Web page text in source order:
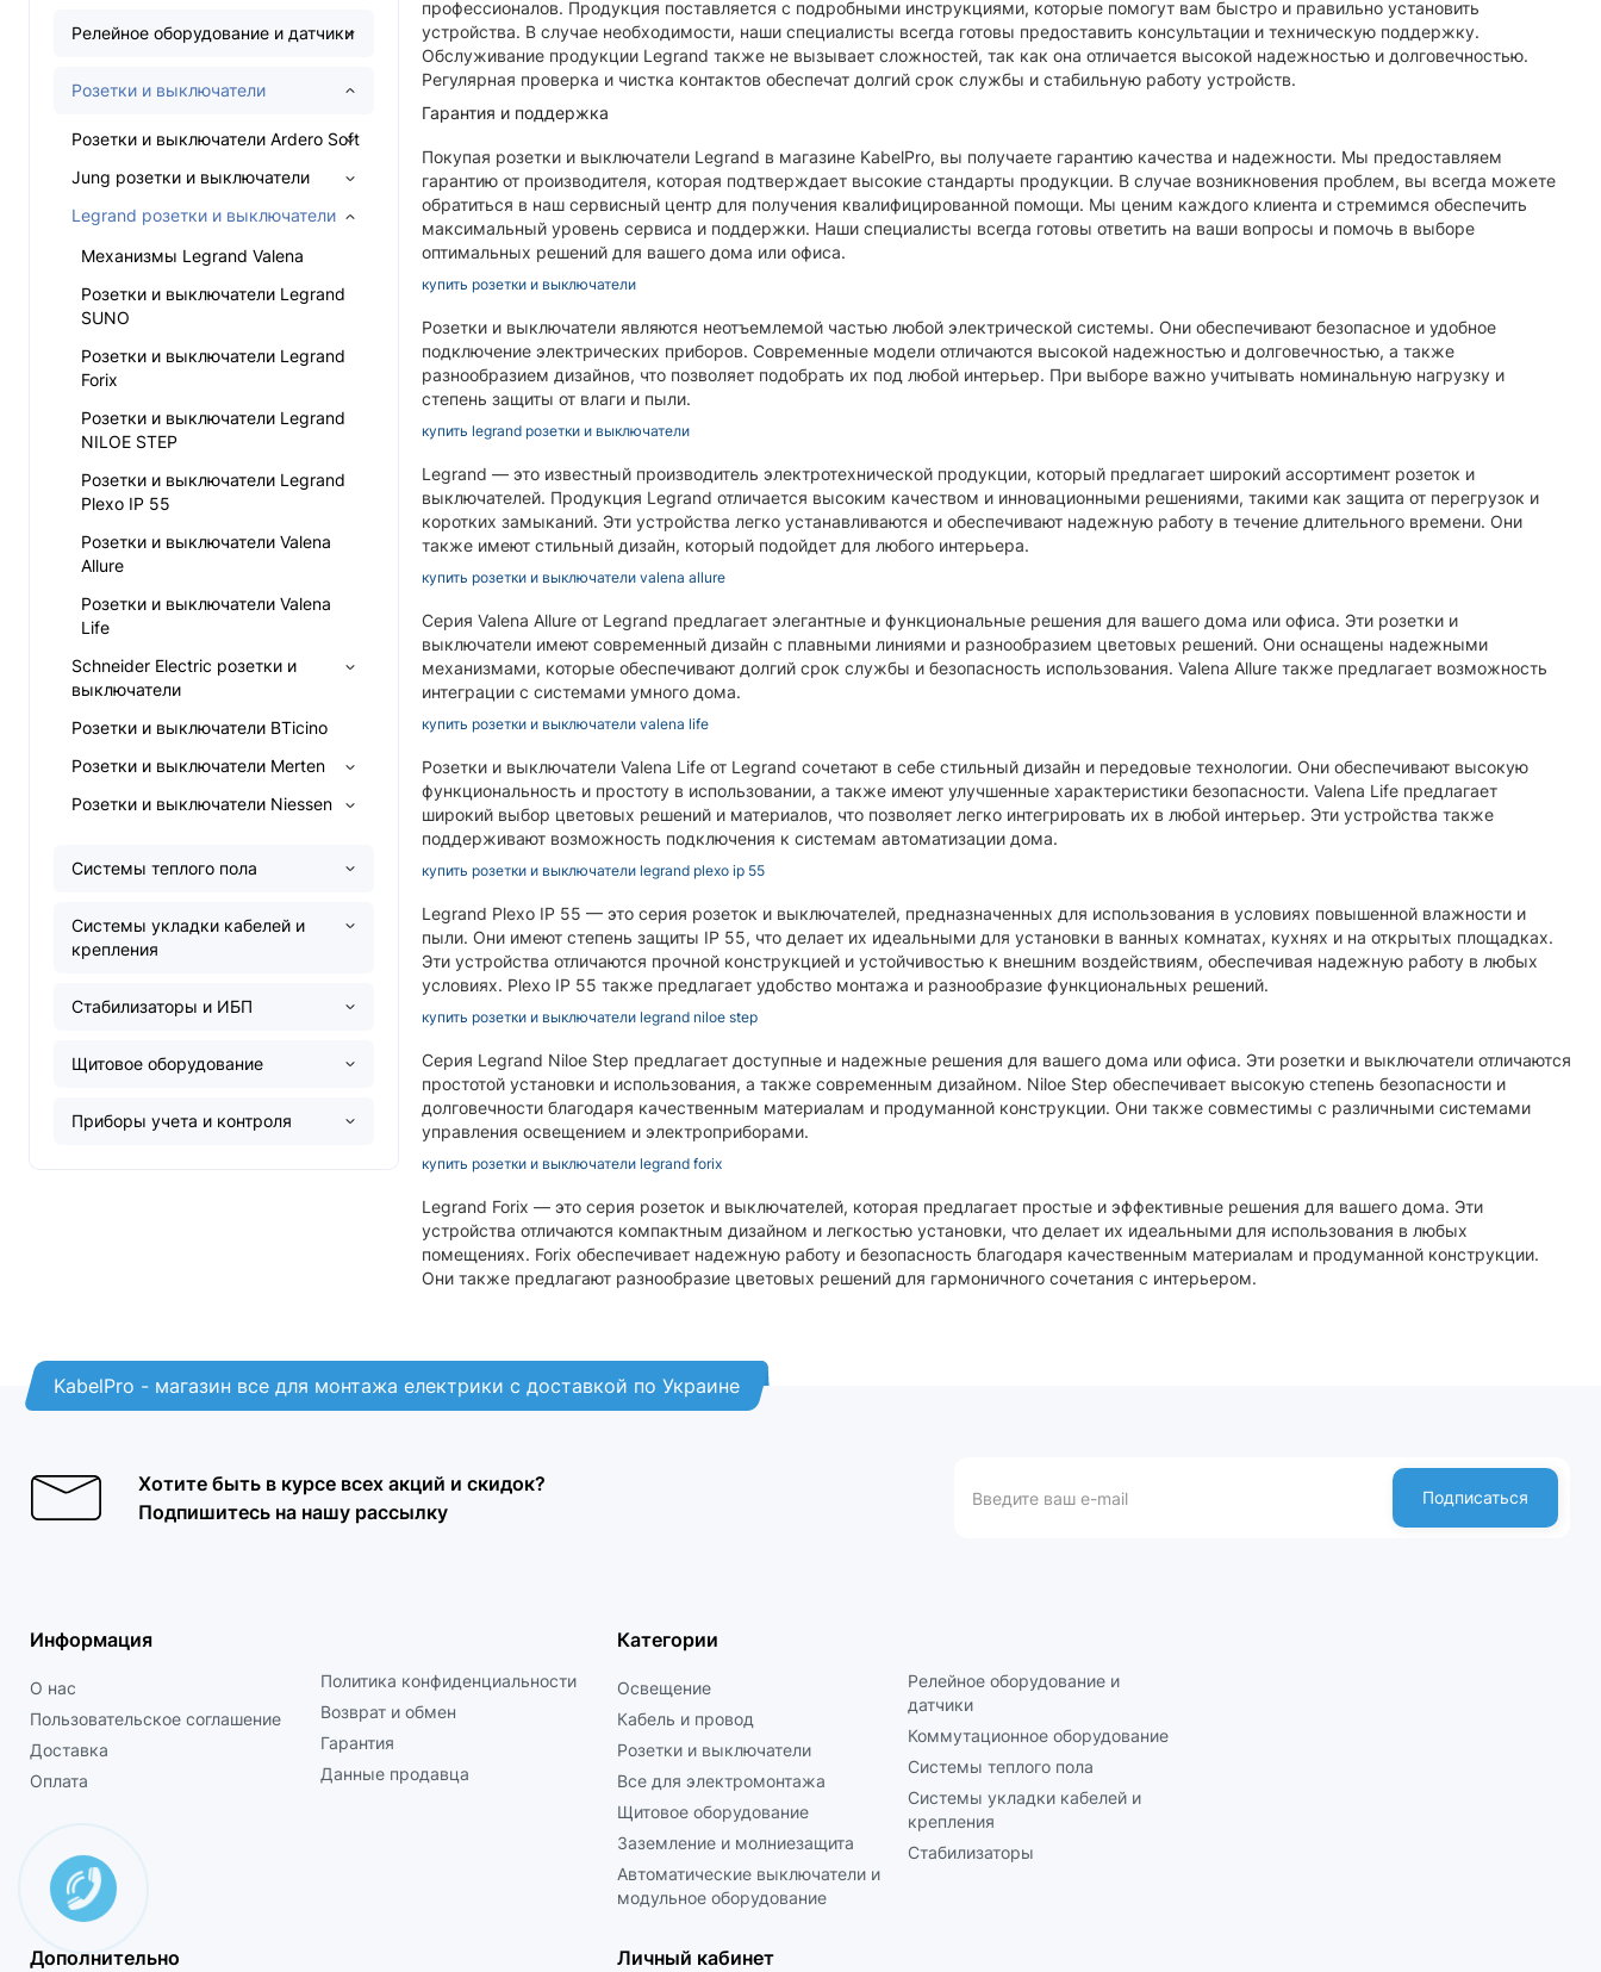
Релейное оборудование и датчики
Розетки и выключатели
Розетки и выключатели Ardero Soft
Jung розетки и выключатели
Legrand розетки и выключатели
Механизмы Legrand Valena
Розетки и выключатели Legrand
SUNO
Розетки и выключатели Legrand
Forix
Розетки и выключатели Legrand
NILOE STEP
Розетки и выключатели Legrand
Plexo IP 55
Розетки и выключатели Valena
Allure
Розетки и выключатели Valena
Life
Schneider Electric розетки и
выключатели
Розетки и выключатели BTicino
Розетки и выключатели Merten
Розетки и выключатели Niessen
Системы теплого пола
Системы укладки кабелей и
крепления
Стабилизаторы и ИБП
Щитовое оборудование
Приборы учета и контроля
профессионалов. Продукция поставляется с подробными инструкциями, которые помогут вам быстро и правильно установить
устройства. В случае необходимости, наши специалисты всегда готовы предоставить консультации и техническую поддержку.
Обслуживание продукции Legrand также не вызывает сложностей, так как она отличается высокой надежностью и долговечностью.
Регулярная проверка и чистка контактов обеспечат долгий срок службы и стабильную работу устройств.
Гарантия и поддержка
Покупая розетки и выключатели Legrand в магазине KabelPro, вы получаете гарантию качества и надежности. Мы предоставляем
гарантию от производителя, которая подтверждает высокие стандарты продукции. В случае возникновения проблем, вы всегда можете
обратиться в наш сервисный центр для получения квалифицированной помощи. Мы ценим каждого клиента и стремимся обеспечить
максимальный уровень сервиса и поддержки. Наши специалисты всегда готовы ответить на ваши вопросы и помочь в выборе
оптимальных решений для вашего дома или офиса.
купить розетки и выключатели
Розетки и выключатели являются неотъемлемой частью любой электрической системы. Они обеспечивают безопасное и удобное
подключение электрических приборов. Современные модели отличаются высокой надежностью и долговечностью, а также
разнообразием дизайнов, что позволяет подобрать их под любой интерьер. При выборе важно учитывать номинальную нагрузку и
степень защиты от влаги и пыли.
купить legrand розетки и выключатели
Legrand — это известный производитель электротехнической продукции, который предлагает широкий ассортимент розеток и
выключателей. Продукция Legrand отличается высоким качеством и инновационными решениями, такими как защита от перегрузок и
коротких замыканий. Эти устройства легко устанавливаются и обеспечивают надежную работу в течение длительного времени. Они
также имеют стильный дизайн, который подойдет для любого интерьера.
купить розетки и выключатели valena allure
Серия Valena Allure от Legrand предлагает элегантные и функциональные решения для вашего дома или офиса. Эти розетки и
выключатели имеют современный дизайн с плавными линиями и разнообразием цветовых решений. Они оснащены надежными
механизмами, которые обеспечивают долгий срок службы и безопасность использования. Valena Allure также предлагает возможность
интеграции с системами умного дома.
купить розетки и выключатели valena life
Розетки и выключатели Valena Life от Legrand сочетают в себе стильный дизайн и передовые технологии. Они обеспечивают высокую
функциональность и простоту в использовании, а также имеют улучшенные характеристики безопасности. Valena Life предлагает
широкий выбор цветовых решений и материалов, что позволяет легко интегрировать их в любой интерьер. Эти устройства также
поддерживают возможность подключения к системам автоматизации дома.
купить розетки и выключатели legrand plexo ip 55
Legrand Plexo IP 55 — это серия розеток и выключателей, предназначенных для использования в условиях повышенной влажности и
пыли. Они имеют степень защиты IP 55, что делает их идеальными для установки в ванных комнатах, кухнях и на открытых площадках.
Эти устройства отличаются прочной конструкцией и устойчивостью к внешним воздействиям, обеспечивая надежную работу в любых
условиях. Plexo IP 55 также предлагает удобство монтажа и разнообразие функциональных решений.
купить розетки и выключатели legrand niloe step
Серия Legrand Niloe Step предлагает доступные и надежные решения для вашего дома или офиса. Эти розетки и выключатели отличаются
простотой установки и использования, а также современным дизайном. Niloe Step обеспечивает высокую степень безопасности и
долговечности благодаря качественным материалам и продуманной конструкции. Они также совместимы с различными системами
управления освещением и электроприборами.
купить розетки и выключатели legrand forix
Legrand Forix — это серия розеток и выключателей, которая предлагает простые и эффективные решения для вашего дома. Эти
устройства отличаются компактным дизайном и легкостью установки, что делает их идеальными для использования в любых
помещениях. Forix обеспечивает надежную работу и безопасность благодаря качественным материалам и продуманной конструкции.
Они также предлагают разнообразие цветовых решений для гармоничного сочетания с интерьером.
KabelPro - магазин все для монтажа електрики с доставкой по Украине
Хотите быть в курсе всех акций и скидок?
Подпишитесь на нашу рассылку
Подписаться
Информация
О нас
Пользовательское соглашение
Доставка
Оплата
Политика конфиденциальности
Возврат и обмен
Гарантия
Данные продавца
Категории
Освещение
Кабель и провод
Розетки и выключатели
Все для электромонтажа
Щитовое оборудование
Заземление и молниезащита
Автоматические выключатели и
модульное оборудование
Релейное оборудование и
датчики
Коммутационное оборудование
Системы теплого пола
Системы укладки кабелей и
крепления
Стабилизаторы
Дополнительно Личный кабинет